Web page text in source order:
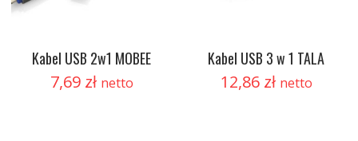
Kabel USB 2w1 MOBEE
7,69 zł netto
Kabel USB 3 w 1 TALA
12,86 zł netto